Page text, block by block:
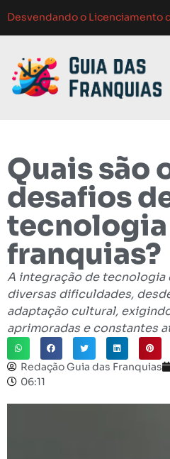
Como Adaptar Estratégia
Quais são
desafios
tecnologia
franquias?
A integração de tecnologia
diversas dificuldades,
adaptação cultural,
aprimoradas e constantes
Redação Guia das Franquias
06:11